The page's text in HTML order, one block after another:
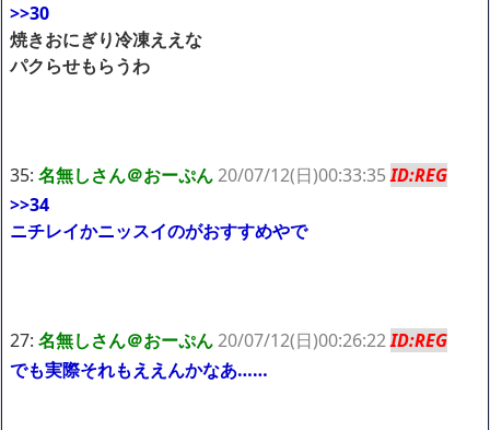
>>30
焼きおにぎり冷凍ええな
パクらせもらうわ
35: 名無しさん＠おーぷん20/07/12(日)00:33:35ID:REG
>>34
ニチレイかニッスイのがおすすめやで
27: 名無しさん＠おーぷん20/07/12(日)00:26:22ID:REG
でも実際それもええんかなあ……